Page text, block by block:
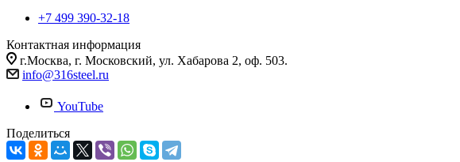
+7 499 390-32-18
Контактная информация
г.Москва, г. Московский, ул. Хабарова 2, оф. 503.
info@316steel.ru
YouTube
Поделиться